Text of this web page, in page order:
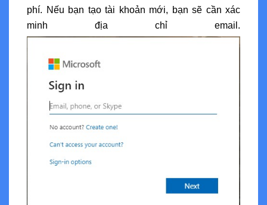
phí. Nếu bạn tạo tài khoản mới, bạn sẽ cần xác
minh địa chỉ email.